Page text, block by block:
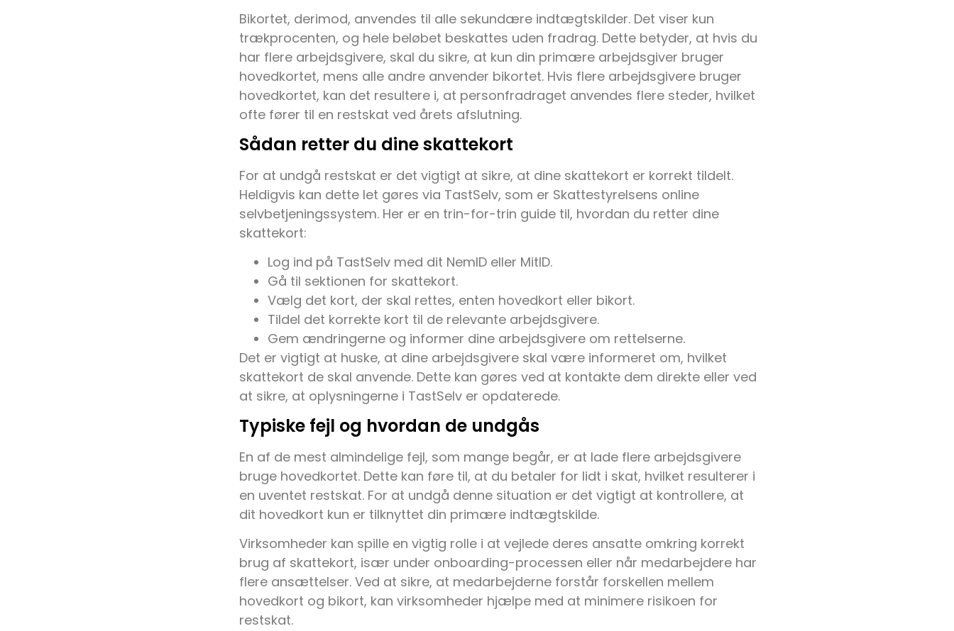
Bikortet, derimod, anvendes til alle sekundære indtægtskilder. Det viser kun
trækprocenten, og hele beløbet beskattes uden fradrag. Dette betyder, at hvis du
har flere arbejdsgivere, skal du sikre, at kun din primære arbejdsgiver bruger
hovedkortet, mens alle andre anvender bikortet. Hvis flere arbejdsgivere bruger
hovedkortet, kan det resultere i, at personfradraget anvendes flere steder, hvilket
ofte fører til en restskat ved årets afslutning.
Sådan retter du dine skattekort
For at undgå restskat er det vigtigt at sikre, at dine skattekort er korrekt tildelt.
Heldigvis kan dette let gøres via TastSelv, som er Skattestyrelsens online
selvbetjeningssystem. Her er en trin-for-trin guide til, hvordan du retter dine
skattekort:
Log ind på TastSelv med dit NemID eller MitID.
Gå til sektionen for skattekort.
Vælg det kort, der skal rettes, enten hovedkort eller bikort.
Tildel det korrekte kort til de relevante arbejdsgivere.
Gem ændringerne og informer dine arbejdsgivere om rettelserne.
Det er vigtigt at huske, at dine arbejdsgivere skal være informeret om, hvilket
skattekort de skal anvende. Dette kan gøres ved at kontakte dem direkte eller ved
at sikre, at oplysningerne i TastSelv er opdaterede.
Typiske fejl og hvordan de undgås
En af de mest almindelige fejl, som mange begår, er at lade flere arbejdsgivere
bruge hovedkortet. Dette kan føre til, at du betaler for lidt i skat, hvilket resulterer i
en uventet restskat. For at undgå denne situation er det vigtigt at kontrollere, at
dit hovedkort kun er tilknyttet din primære indtægtskilde.
Virksomheder kan spille en vigtig rolle i at vejlede deres ansatte omkring korrekt
brug af skattekort, især under onboarding-processen eller når medarbejdere har
flere ansættelser. Ved at sikre, at medarbejderne forstår forskellen mellem
hovedkort og bikort, kan virksomheder hjælpe med at minimere risikoen for
restskat.